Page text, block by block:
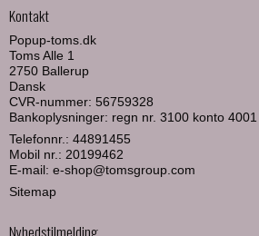
Kontakt
Popup-toms.dk
Toms Alle 1
2750 Ballerup
Dansk
CVR-nummer: 56759328
Bankoplysninger: regn nr. 3100 konto
Telefonnr.: 44891455
Mobil nr.: 20199462
E-mail: e-shop@tomsgroup.com
Sitemap